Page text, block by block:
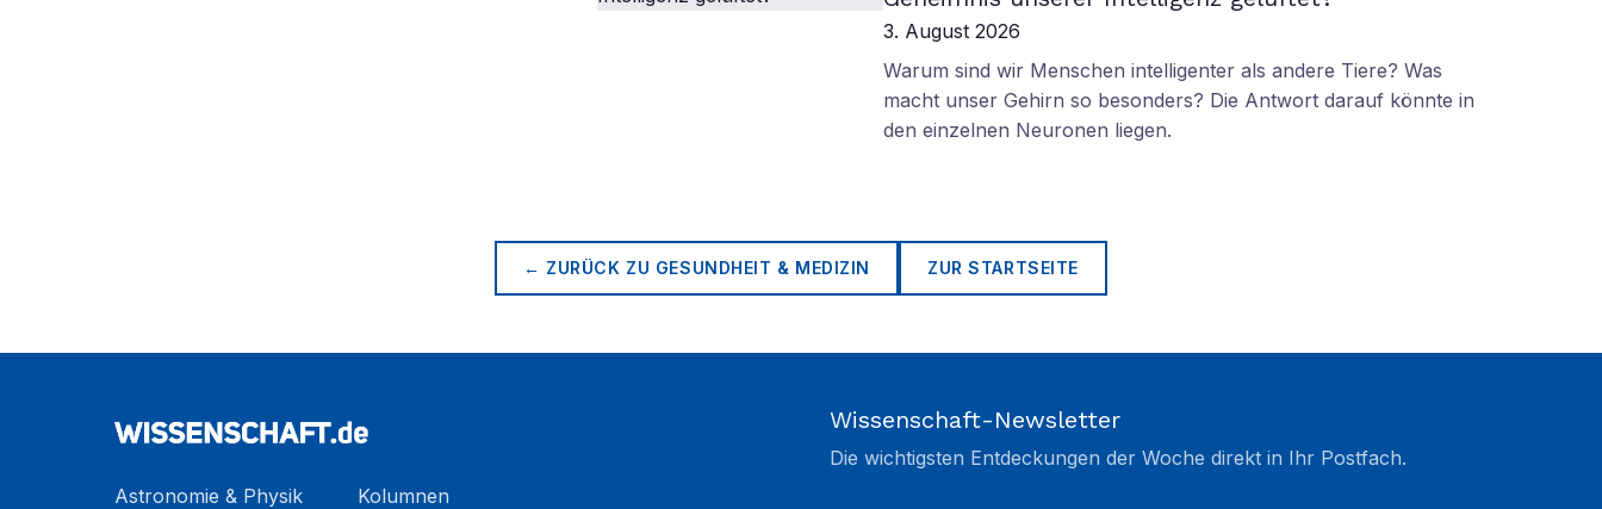
3. August 2026
Warum sind wir Menschen intelligenter als andere Tiere? Was
macht unser Gehirn so besonders? Die Antwort darauf könnte in
den einzelnen Neuronen liegen.
← ZURÜCK ZU GESUNDHEIT & MEDIZIN ZUR STARTSEITE
Astronomie & Physik
Kolumnen
Wissenschaft-Newsletter
Die wichtigsten Entdeckungen der Woche direkt in Ihr Postfach.